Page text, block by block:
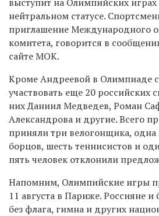
нейтральном статусе.
приглашение Международного
комитета, говорится в
сайте МОК.
Кроме Андреевой в Олимпиаде
участвовать еще 20 российских
них Даниил Медведев, Роман
Александрова и другие. Всего
приняли три велогонщика, одна
борцов, шесть теннисистов и
пять человек отклонили
Напомним, Олимпийские игры
11 августа в Париже. Россияне и
без флага, гимна и других